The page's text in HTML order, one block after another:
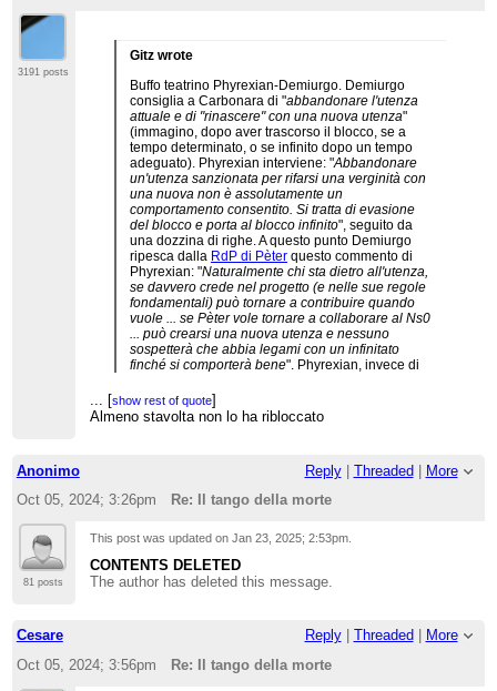
3191 posts
Gitz wrote
Buffo teatrino Phyrexian-Demiurgo. Demiurgo
consiglia a Carbonara di "abbandonare l'utenza
attuale e di "rinascere" con una nuova utenza"
(immagino, dopo aver trascorso il blocco, se a
tempo determinato, o se infinito dopo un tempo
adeguato). Phyrexian interviene: "Abbandonare
un'utenza sanzionata per rifarsi una verginità con
una nuova non è assolutamente un
comportamento consentito. Si tratta di evasione
del blocco e porta al blocco infinito", seguito da
una dozzina di righe. A questo punto Demiurgo
ripesca dalla RdP di Pèter questo commento di
Phyrexian: "Naturalmente chi sta dietro all'utenza,
se davvero crede nel progetto (e nelle sue regole
fondamentali) può tornare a contribuire quando
vuole ... se Pèter vole tornare a collaborare al Ns0
... può crearsi una nuova utenza e nessuno
sospetterà che abbia legami con un infinitato
finché si comporterà bene". Phyrexian, invece di
scritto, replica e accusa Demiurgo di "
analogie tra casi diversissimi" e contesta "
e cuci dei miei messaggi". Che figura...
... [show rest of quote]
Almeno stavolta non lo ha ribloccato
Anonimo Reply| Threaded | More
Oct 05, 2024; 3:26pm
Re: Il tango della morte
81 posts
This post was updated onJan 23, 2025; 2:53pm
CONTENTS DELETED
The author has deleted this message.
Cesare Reply| Threaded
More
Oct 05, 2024; 3:56pm
Re: Il tango della morte